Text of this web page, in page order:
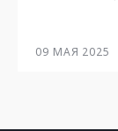
09 МАЯ 2025